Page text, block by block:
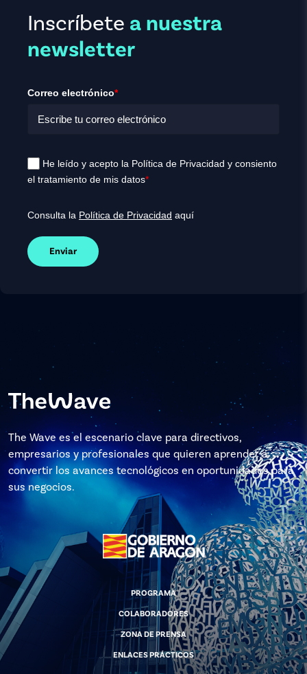
Inscríbete a nuestra
newsletter
Correo electrónico*
He leído y acepto la Política de Privacidad y consiento
el tratamiento de mis datos*
Consulta la Política de Privacidad aquí
Enviar
The Wave es el escenario clave para directivos,
empresarios y profesionales que quieren aprender a
convertir los avances tecnológicos en oportunidades para
sus negocios.
PROGRAMA
COLABORADORES
ZONA DE PRENSA
ENLACES PRÁCTICOS